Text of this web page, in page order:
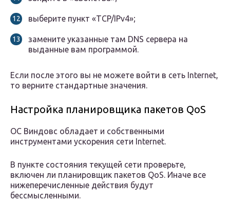
выберите пункт «TCP/IPv4»;
замените указанные там DNS сервера на
выданные вам программой.
Если после этого вы не можете войти в сеть Internet,
то верните стандартные значения.
Настройка планировщика пакетов QoS
ОС Виндовс обладает и собственными
инструментами ускорения сети Internet.
В пункте состояния текущей сети проверьте,
включен ли планировщик пакетов QoS. Иначе все
нижеперечисленные действия будут
бессмысленными.